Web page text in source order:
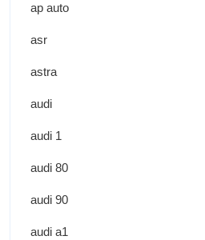
ap auto
asr
astra
audi
audi 1
audi 80
audi 90
audi a1